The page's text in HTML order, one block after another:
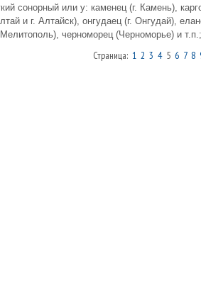
сонорный или у: каменец (г. Камень),
и г. Алтайск), онгудаец (г. Онгудай),
черноморец (Черноморье) и т.п.;
Страница: 1 2 3 45 6 7 8